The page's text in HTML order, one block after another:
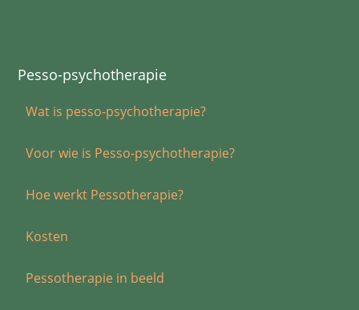
Pesso-psychotherapie
Wat is pesso-psychotherapie?
Voor wie is Pesso-psychotherapie?
Hoe werkt Pessotherapie?
Kosten
Pessotherapie in beeld